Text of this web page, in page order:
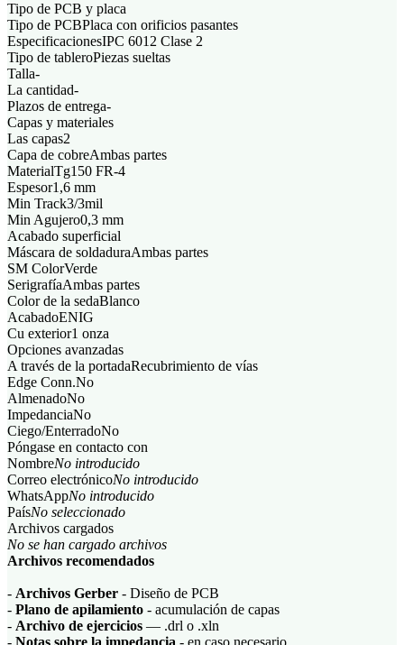
Tipo de PCB y placa
Tipo de PCBPlaca con orificios pasantes
EspecificacionesIPC 6012 Clase 2
Tipo de tableroPiezas sueltas
Talla-
La cantidad-
Plazos de entrega-
Capas y materiales
Las capas2
Capa de cobreAmbas partes
MaterialTg150 FR-4
Espesor1,6 mm
Min Track3/3mil
Min Agujero0,3 mm
Acabado superficial
Máscara de soldaduraAmbas partes
SM ColorVerde
SerigrafíaAmbas partes
Color de la sedaBlanco
AcabadoENIG
Cu exterior1 onza
Opciones avanzadas
A través de la portadaRecubrimiento de vías
Edge Conn.No
AlmenadoNo
ImpedanciaNo
Ciego/EnterradoNo
Póngase en contacto con
NombreNo introducido
Correo electrónicoNo introducido
WhatsAppNo introducido
PaísNo seleccionado
Archivos cargados
No se han cargado archivos
Archivos recomendados
- Archivos Gerber - Diseño de PCB
- Plano de apilamiento - acumulación de capas
- Archivo de ejercicios — .drl o .xln